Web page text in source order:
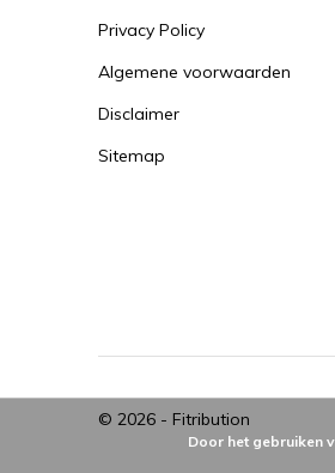
Privacy Policy
Algemene voorwaarden
Disclaimer
Sitemap
© 2026 - Fitribution
Door het gebruiken